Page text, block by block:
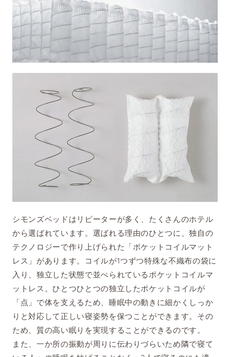
シモンズベッドはリピーターが多く、たくさんのホテル
から選ばれています。選ばれる理由のひとつに、独自の
テクノロジーで作り上げられた「ポケットコイルマット
レス」があります。コイルが1つずつ特殊な不織布の袋に
入り、独立した状態で並べられているポケットコイルマ
ットレス。ひとつひとつの独立したポケットコイルが
「点」で体を支えるため、睡眠中の動きに細かくしっか
りと対応して正しい寝姿勢を保つことができます。その
ため、質の高い眠りを実現することができるのです。
また、一か所の振動が周りに伝わりづらいため隣で寝て